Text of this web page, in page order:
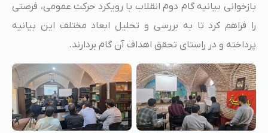
بازخوانی بیانیه گام دوم انقلاب با رویکرد حرکت عمومی، فرصتی
را فراهم کرد تا به بررسی و تحلیل ابعاد مختلف این بیانیه
پرداخته و در راستای تحقق اهداف آن گام بردارند.